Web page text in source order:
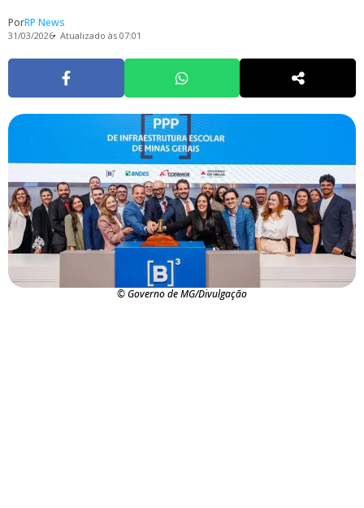
PorRP News
31/03/2026 Atualizado às 07:01
© Governo de MG/Divulgação